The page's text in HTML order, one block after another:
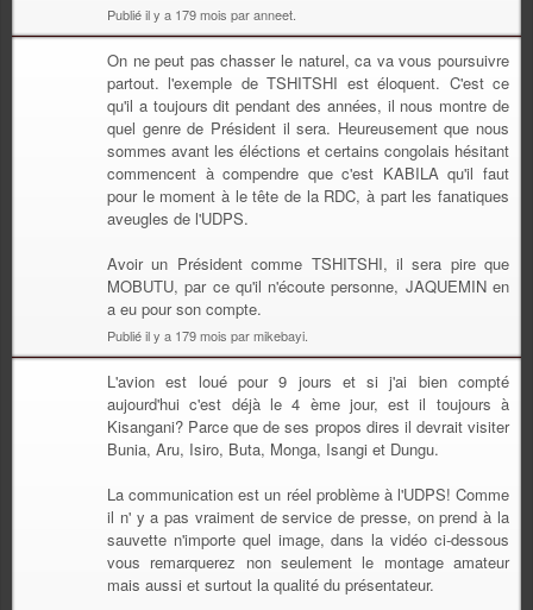
Publié il y a 179 mois par anneet.
On ne peut pas chasser le naturel, ca va vous poursuivre
partout. l'exemple de TSHITSHI est éloquent. C'est ce
qu'il a toujours dit pendant des années, il nous montre de
quel genre de Président il sera. Heureusement que nous
sommes avant les éléctions et certains congolais hésitant
commencent à compendre que c'est KABILA qu'il faut
pour le moment à le tête de la RDC, à part les fanatiques
aveugles de l'UDPS.
Avoir un Président comme TSHITSHI, il sera pire que
MOBUTU, par ce qu'il n'écoute personne, JAQUEMIN en
a eu pour son compte.
Publié il y a 179 mois par mikebayi.
L'avion est loué pour 9 jours et si j'ai bien compté
aujourd'hui c'est déjà le 4 ème jour, est il toujours à
Kisangani? Parce que de ses propos dires il devrait visiter
Bunia, Aru, Isiro, Buta, Monga, Isangi et Dungu.
La communication est un réel problème à l'UDPS! Comme
il n' y a pas vraiment de service de presse, on prend à la
sauvette n'importe quel image, dans la vidéo ci-dessous
vous remarquerez non seulement le montage amateur
mais aussi et surtout la qualité du présentateur.